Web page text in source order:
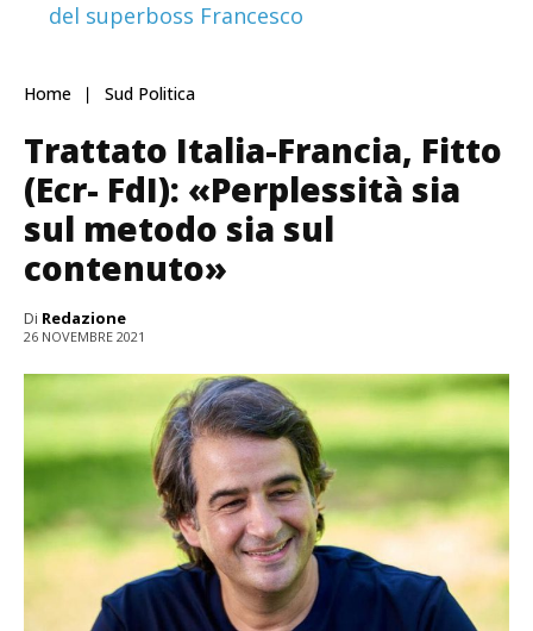
del superboss Francesco
Home Sud Politica
Trattato Italia-Francia, Fitto
(Ecr- FdI): «Perplessità sia
sul metodo sia sul
contenuto»
Di Redazione
26 NOVEMBRE 2021